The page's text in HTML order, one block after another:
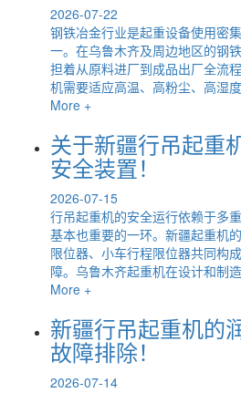
2026-07-22
钢铁冶金行业是起重设备使用密
一。在乌鲁木齐及周边地区的钢
担着从原料进厂到成品出厂全流
机需要适应高温、高粉尘、高湿
More +
关于新疆行吊起重
安全装置！
2026-07-15
行吊起重机的安全运行依赖于多
基本也重要的一环。新疆起重机
限位器、小车行程限位器共同构
障。乌鲁木齐起重机在设计和制
More +
新疆行吊起重机的
故障排除！
2026-07-14